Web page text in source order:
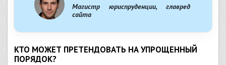
Магистр юриспруденции, главред
сайта
КТО МОЖЕТ ПРЕТЕНДОВАТЬ НА УПРОЩЕННЫЙ
ПОРЯДОК?